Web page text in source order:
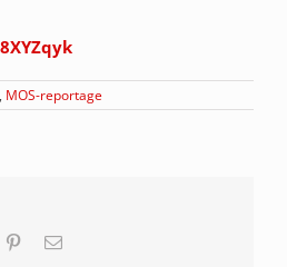
, MOS-reportage
Pinterest
E-